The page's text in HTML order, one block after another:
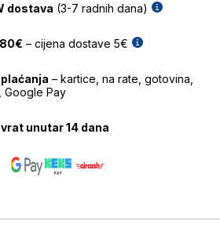
dostava (3-7 radnih dana)
– cijena dostave 5€
– kartice, na rate, gotovina,
Google Pay
unutar 14 dana